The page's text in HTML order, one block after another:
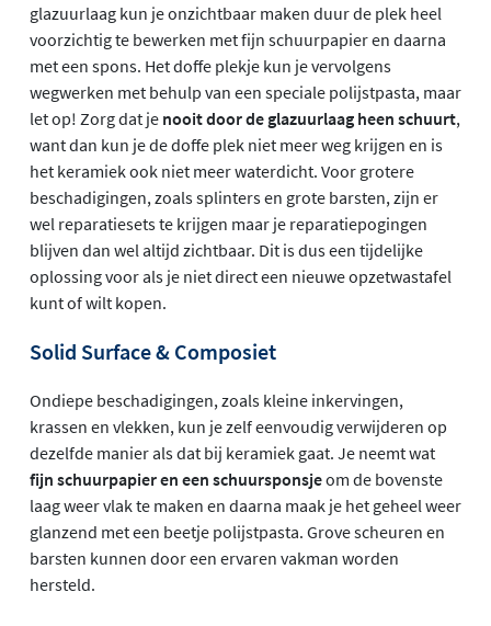
glazuurlaag kun je onzichtbaar maken duur de plek heel
voorzichtig te bewerken met fijn schuurpapier en daarna
met een spons. Het doffe plekje kun je vervolgens
wegwerken met behulp van een speciale polijstpasta, maar
let op! Zorg dat je nooit door de glazuurlaag heen schuurt,
want dan kun je de doffe plek niet meer weg krijgen en is
het keramiek ook niet meer waterdicht. Voor grotere
beschadigingen, zoals splinters en grote barsten, zijn er
wel reparatiesets te krijgen maar je reparatiepogingen
blijven dan wel altijd zichtbaar. Dit is dus een tijdelijke
oplossing voor als je niet direct een nieuwe opzetwastafel
kunt of wilt kopen.
Solid Surface & Composiet
Ondiepe beschadigingen, zoals kleine inkervingen,
krassen en vlekken, kun je zelf eenvoudig verwijderen op
dezelfde manier als dat bij keramiek gaat. Je neemt wat
fijn schuurpapier en een schuursponsjeom de bovenste
laag weer vlak te maken en daarna maak je het geheel weer
glanzend met een beetje polijstpasta. Grove scheuren en
barsten kunnen door een ervaren vakman worden
hersteld.